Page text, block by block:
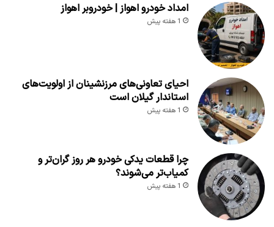
امداد خودرو اهواز | خودروبر اهواز
1 هفته پیش
احیای تعاونی‌های مرزنشینان از اولویت‌های
استاندار گیلان است
1 هفته پیش
چرا قطعات یدکی خودرو هر روز گران‌تر و
کمیاب‌تر می‌شوند؟
1 هفته پیش